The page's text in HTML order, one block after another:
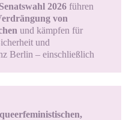
2026 führen
von
und kämpfen für
und
Berlin – einschließlich
queerfeministischen,